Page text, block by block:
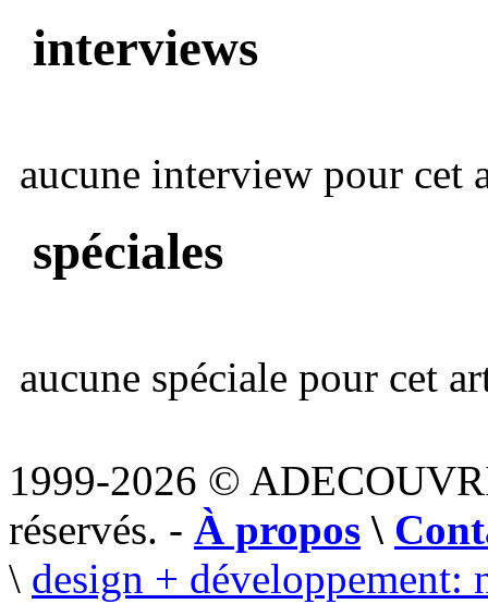
interviews
aucune interview pour cet
spéciales
aucune spéciale pour cet
1999-2026 ©
réservés. - À propos \
\ design + développement: